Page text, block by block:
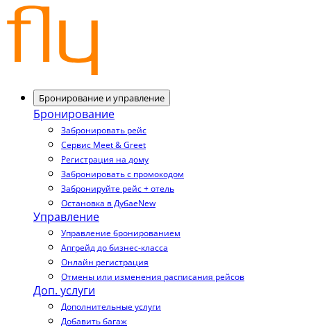
Бронирование и управление
Бронирование
Забронировать рейс
Сервис Meet & Greet
Регистрация на дому
Забронировать с промокодом
Забронируйте рейс + отель
Остановка в ДубаеNew
Управление
Управление бронированием
Апгрейд до бизнес-класса
Онлайн регистрация
Отмены или изменения расписания рейсов
Доп. услуги
Дополнительные услуги
Добавить багаж